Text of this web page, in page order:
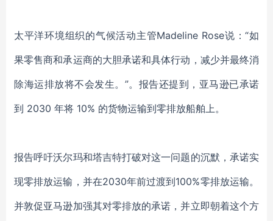
太平洋环境组织的气候活动主管Madeline Rose说：“如
果零售商和承运商的大胆承诺和具体行动，减少并最终消
除海运排放将不会发生。 ”。报告还提到，亚马逊已承诺
到 2030 年将 10% 的货物运输到零排放船舶上。
报告呼吁沃尔玛和塔吉特打破对这一问题的沉默，承诺实
现零排放运输，并在2030年前过渡到100%零排放运输。
并敦促亚马逊加强其对零排放的承诺，并立即朝着这个方